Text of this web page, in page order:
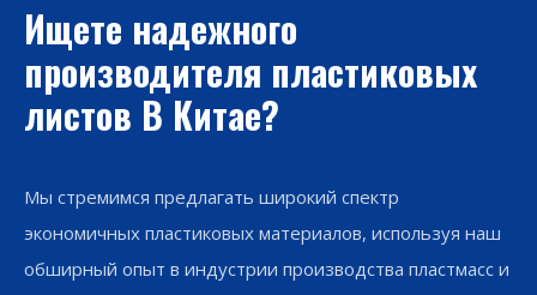
Ищете надежного
производителя пластиковых
листов В Китае?
Мы стремимся предлагать широкий спектр
экономичных пластиковых материалов, используя наш
обширный опыт в индустрии производства пластмасс и